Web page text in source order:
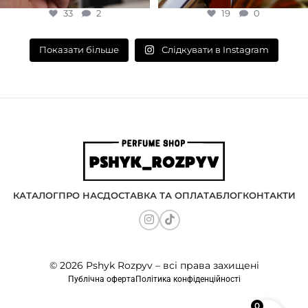
33 2 19 0
Показати більше Слідкувати в Instagram
КАТАЛОГПРО НАСДОСТАВКА ТА ОПЛАТАБЛОГКОНТАКТИ
© 2026 Pshyk Rozpyv – всі права захищені
Публічна офертаПолітика конфіденційності
0